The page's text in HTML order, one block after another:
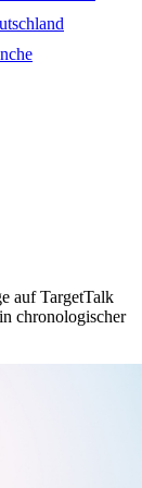
auf TargetTalk
chronologischer